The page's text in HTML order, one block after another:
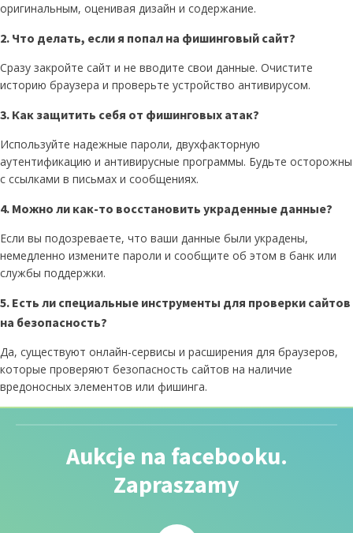
оригинальным, оценивая дизайн и содержание.
2. Что делать, если я попал на фишинговый сайт?
Сразу закройте сайт и не вводите свои данные. Очистите
историю браузера и проверьте устройство антивирусом.
3. Как защитить себя от фишинговых атак?
Используйте надежные пароли, двухфакторную
аутентификацию и антивирусные программы. Будьте осторожны
с ссылками в письмах и сообщениях.
4. Можно ли как-то восстановить украденные данные?
Если вы подозреваете, что ваши данные были украдены,
немедленно измените пароли и сообщите об этом в банк или
службы поддержки.
5. Есть ли специальные инструменты для проверки сайтов
на безопасность?
Да, существуют онлайн-сервисы и расширения для браузеров,
которые проверяют безопасность сайтов на наличие
вредоносных элементов или фишинга.
Aukcje na facebooku.
Zapraszamy